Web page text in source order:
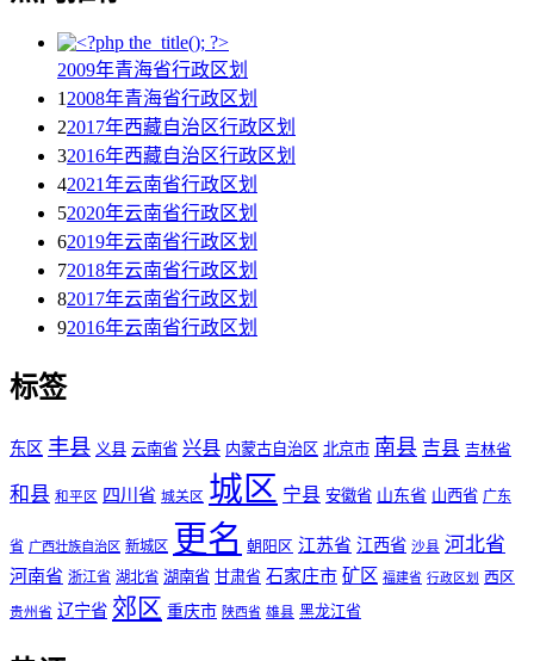
2009年青海省行政区划
1 2008年青海省行政区划
22017年西藏自治区行政区划
32016年西藏自治区行政区划
42021年云南省行政区划
52020年云南省行政区划
62019年云南省行政区划
72018年云南省行政区划
82017年云南省行政区划
92016年云南省行政区划
标签
东区 丰县 义县 云南省 兴县 内蒙古自治区 北京市 南县 吉县 吉林省
和县 和平区 四川省 城关区 城区 宁县 安徽省 山东省 山西省 广东
省 广西壮族自治区 新城区 更名 朝阳区 江苏省 江西省 沙县 河北省
河南省 浙江省 湖北省 湖南省 甘肃省 石家庄市 矿区 福建省 行政区划 西区
贵州省 辽宁省 郊区 重庆市 陕西省 雄县 黑龙江省